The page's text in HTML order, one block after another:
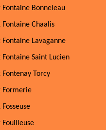
Bonneleau
Chaalis
Lavaganne
Saint Lucien
Torcy
Formerie
Fouilleuse